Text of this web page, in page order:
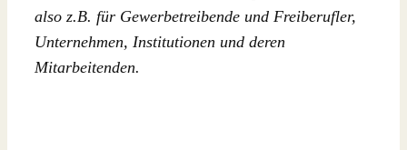
also z.B. für Gewerbetreibende und Freiberufler,
Unternehmen, Institutionen und deren
Mitarbeitenden.